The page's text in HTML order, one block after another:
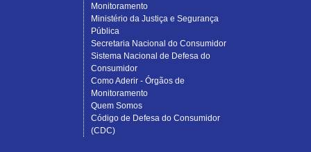
Monitoramento
Ministério da Justiça e Segurança
Pública
Secretaria Nacional do Consumidor
Sistema Nacional de Defesa do
Consumidor
Como Aderir - Órgãos de
Monitoramento
Quem Somos
Código de Defesa do Consumidor
(CDC)